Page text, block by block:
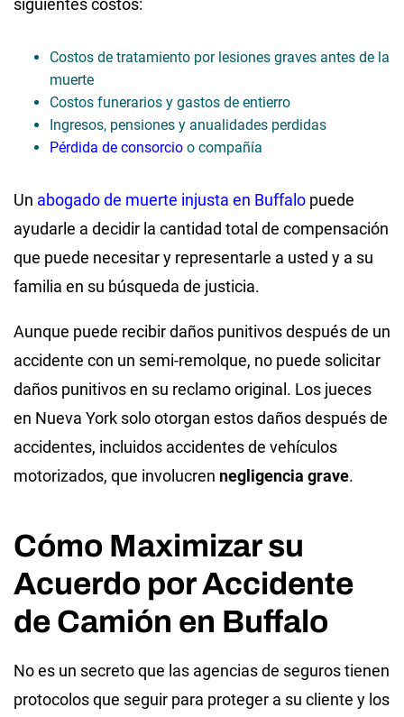
siguientes costos:
Costos de tratamiento por lesiones graves antes de la
muerte
Costos funerarios y gastos de entierro
Ingresos, pensiones y anualidades perdidas
Pérdida de consorcio o compañía
Un abogado de muerte injusta en Buffalo puede
ayudarle a decidir la cantidad total de compensación
que puede necesitar y representarle a usted y a su
familia en su búsqueda de justicia.
Aunque puede recibir daños punitivos después de un
accidente con un semi-remolque, no puede solicitar
daños punitivos en su reclamo original. Los jueces
en Nueva York solo otorgan estos daños después de
accidentes, incluidos accidentes de vehículos
motorizados, que involucren negligencia grave.
Cómo Maximizar su
Acuerdo por Accidente
de Camión en Buffalo
No es un secreto que las agencias de seguros tienen
protocolos que seguir para proteger a su cliente y los